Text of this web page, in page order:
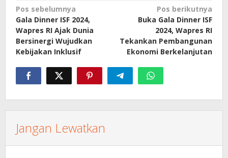
Navigasi
pos
Pos sebelumnya
Gala Dinner ISF 2024,
Wapres RI Ajak Dunia
Bersinergi Wujudkan
Kebijakan Inklusif
Pos berikutnya
Buka Gala Dinner ISF
2024, Wapres RI
Tekankan Pembangunan
Ekonomi Berkelanjutan
Jangan Lewatkan